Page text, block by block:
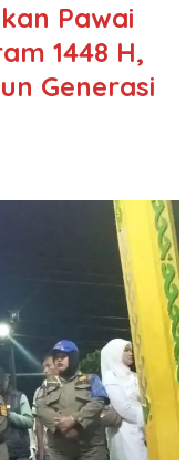
Pawai
1448 H,
Generasi